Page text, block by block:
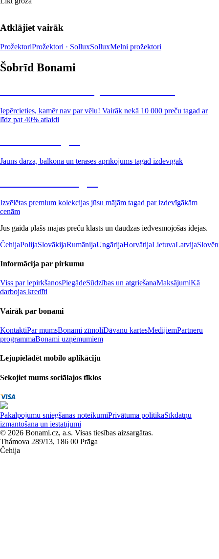
Atklājiet vairāk
ProžektoriProžektori · SolluxSolluxMelni prožektori
Šobrīd Bonami
Iepērcieties, kamēr nav par vēlu! Vairāk nekā 10 000 preču tagad ar
līdz pat 40% atlaidi
Jauns dārza, balkona un terases aprīkojums tagad izdevīgāk
Izvēlētas premium kolekcijas jūsu mājām tagad par izdevīgākām
cenām
Jūs gaida plašs mājas preču klāsts un daudzas iedvesmojošas idejas.
ČehijaPolijaSlovākijaRumānijaUngārijaHorvātijaLietuvaLatvija
Informācija par pirkumu
Viss par iepirkšanosPiegādeSūdzības un atgriešanaMaksājumiKā
darbojas kredīti
Vairāk par bonami
KontaktiPar mumsBonami zīmoliDāvanu kartesMedijiemPartneru
programmaBonami uzņēmumiem
Lejupielādēt mobilo aplikāciju
Sekojiet mums sociālajos tīklos
Pakalpojumu sniegšanas noteikumiPrivātuma politikaSīkdatņu
izmantošana un iestatījumi
© 2026 Bonami.cz, a.s. Visas tiesības aizsargātas.
Thámova 289/13, 186 00 Prāga
Čehija